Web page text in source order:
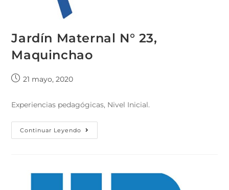
Jardín Maternal N° 23,
Maquinchao
21 mayo, 2020
Experiencias pedagógicas, Nivel Inicial.
Continuar Leyendo